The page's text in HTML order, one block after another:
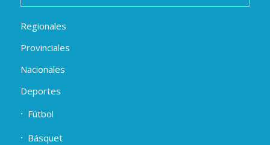
Regionales
Provinciales
Nacionales
Deportes
Fútbol
Básquet